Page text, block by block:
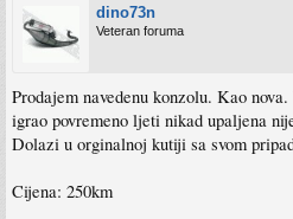
dino73n
Veteran foruma
Prodajem navedenu konzolu. Kao
igrao povremeno ljeti nikad upaljena
Dolazi u orginalnoj kutiji sa svom
Cijena: 250km